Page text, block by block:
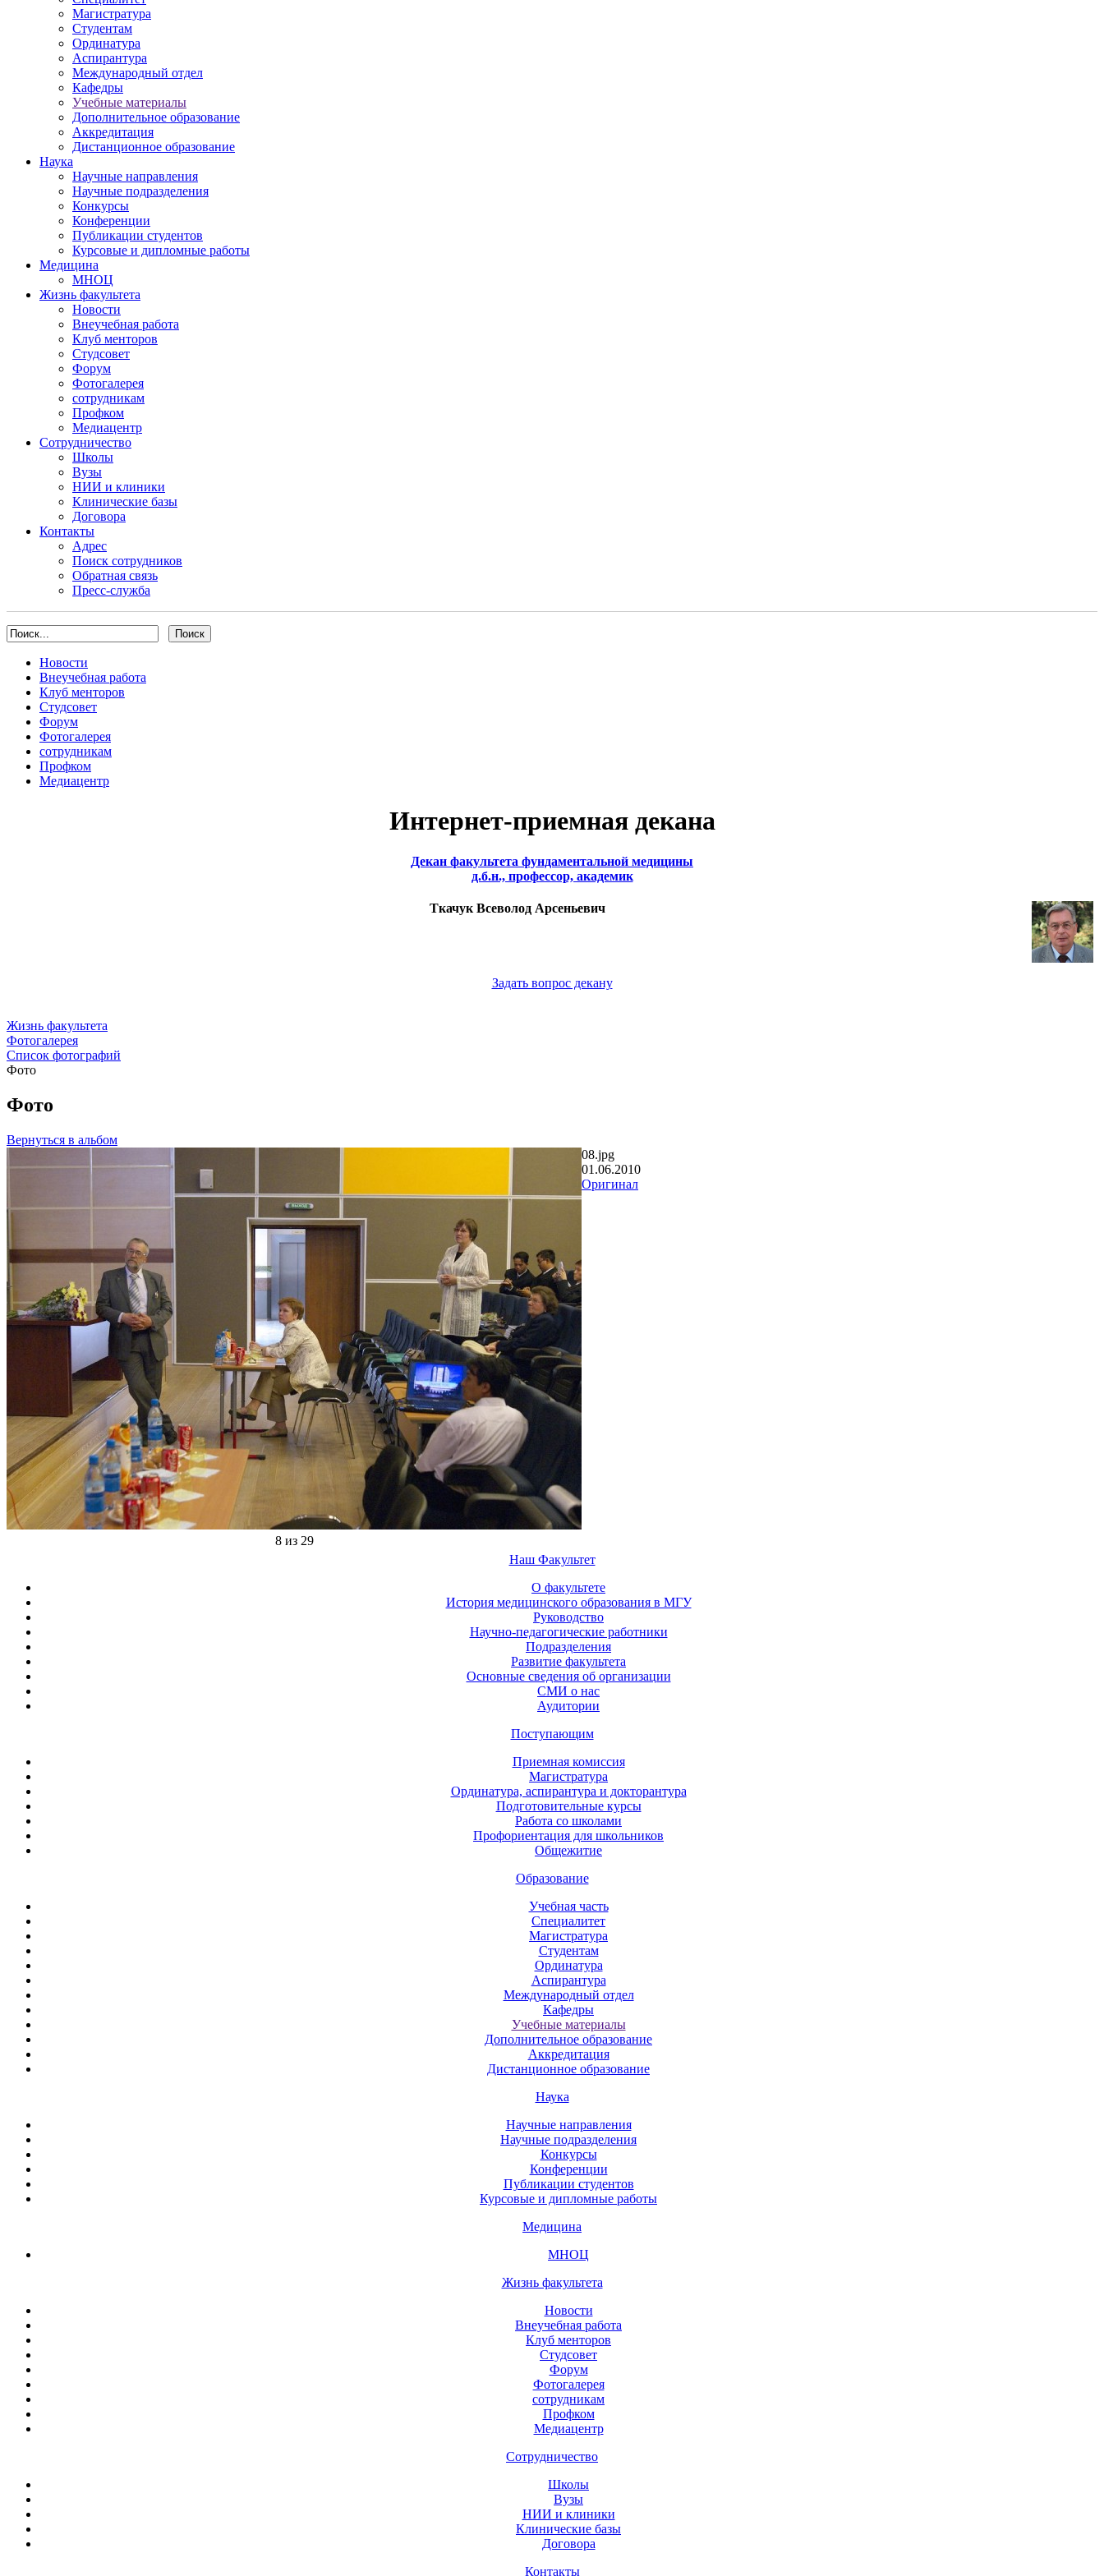
Магистратура
Студентам
Ординатура
Аспирантура
Международный отдел
Кафедры
Учебные материалы
Дополнительное образование
Аккредитация
Дистанционное образование
Наука
Научные направления
Научные подразделения
Конкурсы
Конференции
Публикации студентов
Курсовые и дипломные работы
Медицина
МНОЦ
Жизнь факультета
Новости
Внеучебная работа
Клуб менторов
Студсовет
Форум
Фотогалерея
сотрудникам
Профком
Медиацентр
Сотрудничество
Школы
Вузы
НИИ и клиники
Клинические базы
Договора
Контакты
Адрес
Поиск сотрудников
Обратная связь
Пресс-служба
Новости
Внеучебная работа
Клуб менторов
Студсовет
Форум
Фотогалерея
сотрудникам
Профком
Медиацентр
Интернет-приемная декана
Декан факультета фундаментальной медицины
д.б.н., профессор, академик
Ткачук Всеволод Арсеньевич
Задать вопрос декану
Жизнь факультета
Фотогалерея
Список фотографий
Фото
Фото
Вернуться в альбом
8 из 29
08.jpg
01.06.2010
Оригинал
Наш Факультет
О факультете
История медицинского образования в МГУ
Руководство
Научно-педагогические работники
Подразделения
Развитие факультета
Основные сведения об организации
СМИ о нас
Аудитории
Поступающим
Приемная комиссия
Магистратура
Ординатура, аспирантура и докторантура
Подготовительные курсы
Работа со школами
Профориентация для школьников
Общежитие
Образование
Учебная часть
Специалитет
Магистратура
Студентам
Ординатура
Аспирантура
Международный отдел
Кафедры
Учебные материалы
Дополнительное образование
Аккредитация
Дистанционное образование
Наука
Научные направления
Научные подразделения
Конкурсы
Конференции
Публикации студентов
Курсовые и дипломные работы
Медицина
МНОЦ
Жизнь факультета
Новости
Внеучебная работа
Клуб менторов
Студсовет
Форум
Фотогалерея
сотрудникам
Профком
Медиацентр
Сотрудничество
Школы
Вузы
НИИ и клиники
Клинические базы
Договора
Контакты